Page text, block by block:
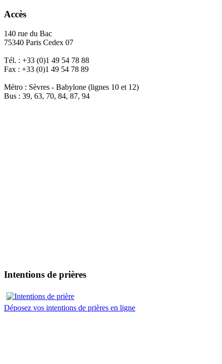
Accès
140 rue du Bac
75340 Paris Cedex 07
Tél. : +33 (0)1 49 54 78 88
Fax : +33 (0)1 49 54 78 89
Métro : Sèvres - Babylone (lignes 10 et 12)
Bus : 39, 63, 70, 84, 87, 94
Intentions de prières
Déposez vos intentions de prières en ligne